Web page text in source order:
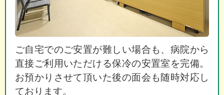
ご自宅でのご安置が難しい場合も、病院から
直接ご利用いただける保冷の安置室を完備。
お預かりさせて頂いた後の面会も随時対応し
ております。